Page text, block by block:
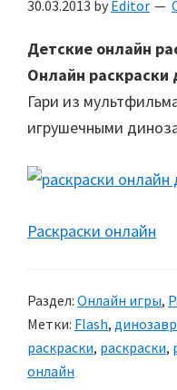
30.03.2013 by Editor
Детские онлайн
Онлайн раскраски
Гари из
игрушечными
Раскраски онлайн
Раздел: Онлайн игры,
Метки: Flash,
раскраски, раскраски,
онлайн